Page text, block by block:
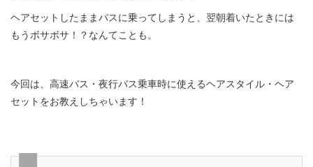
ヘアセットしたままバスに乗ってしまうと、翌朝着いたときには
もうボサボサ！？なんてことも。
今回は、高速バス・夜行バス乗車時に使えるヘアスタイル・ヘア
セットをお教えしちゃいます！